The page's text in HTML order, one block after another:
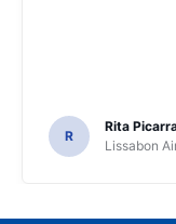
R
Rita
Lissabon